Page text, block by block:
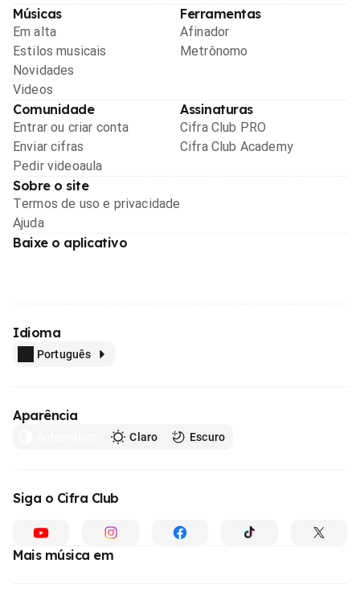
Músicas
Em alta
Estilos musicais
Novidades
Videos
Ferramentas
Afinador
Metrônomo
Comunidade
Entrar ou criar conta
Enviar cifras
Pedir videoaula
Assinaturas
Cifra Club PRO
Cifra Club Academy
Sobre o site
Termos de uso e privacidade
Ajuda
Baixe o aplicativo
Idioma
Português
Aparência
Claro Escuro
Siga o Cifra Club
Mais música em